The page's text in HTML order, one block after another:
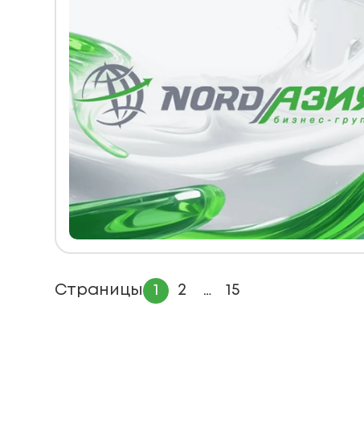
Страницы 1 2 … 15